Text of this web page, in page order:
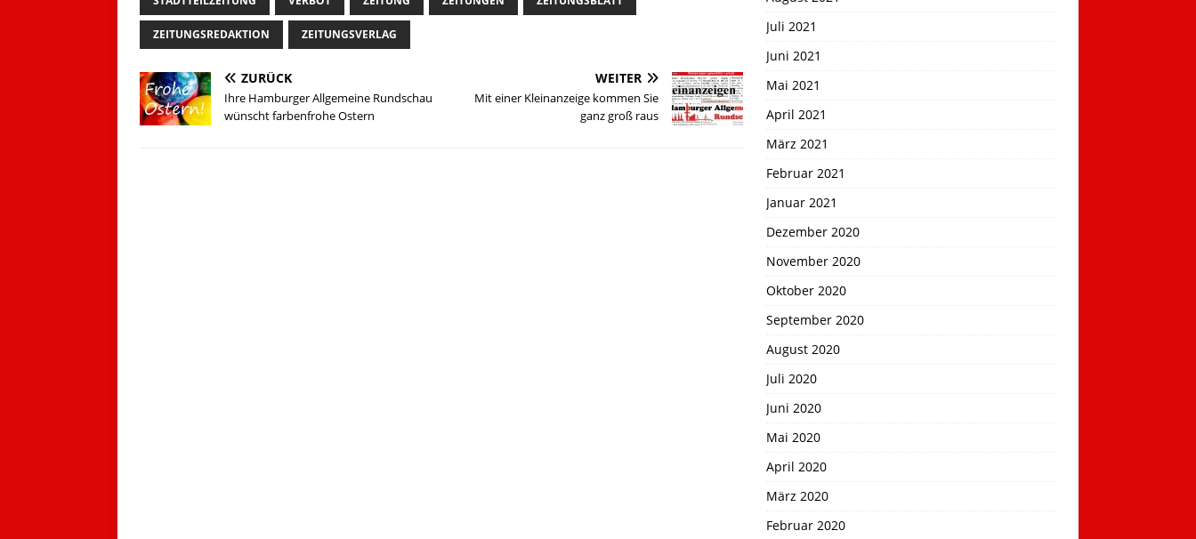
ZEITUNGSREDAKTION ZEITUNGSVERLAG
ZURÜCK
Ihre Hamburger Allgemeine Rundschau
wünscht farbenfrohe Ostern
WEITER
Mit einer Kleinanzeige kommen Sie
ganz groß raus
Juli 2021
Juni 2021
Mai 2021
April 2021
März 2021
Februar 2021
Januar 2021
Dezember 2020
November 2020
Oktober 2020
September 2020
August 2020
Juli 2020
Juni 2020
Mai 2020
April 2020
März 2020
Februar 2020